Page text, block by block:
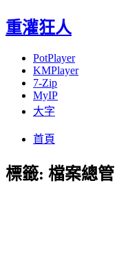
重灌狂人
PotPlayer
KMPlayer
7-Zip
MyIP
大字
首頁
標籤: 檔案總管